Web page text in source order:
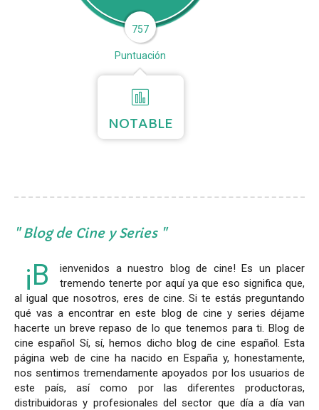
757
Puntuación
NOTABLE
Blog de Cine y Series
¡B
ienvenidos a nuestro blog de cine! Es un placer
tremendo tenerte por aquí ya que eso significa que,
al igual que nosotros, eres de cine. Si te estás preguntando
qué vas a encontrar en este blog de cine y series déjame
hacerte un breve repaso de lo que tenemos para ti. Blog de
cine español Sí, sí, hemos dicho blog de cine español. Esta
página web de cine ha nacido en España y, honestamente,
nos sentimos tremendamente apoyados por los usuarios de
este país, así como por las diferentes productoras,
distribuidoras y profesionales del sector que día a día van